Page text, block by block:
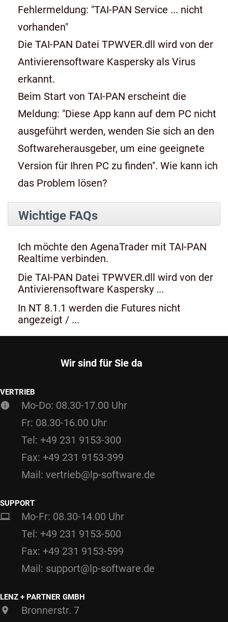
Fehlermeldung: "TAI-PAN Service ... nicht
vorhanden"
Die TAI-PAN Datei TPWVER.dll wird von der
Antivierensoftware Kaspersky als Virus
erkannt.
Beim Start von TAI-PAN erscheint die
Meldung: "Diese App kann auf dem PC nicht
ausgeführt werden, wenden Sie sich an den
Softwareherausgeber, um eine geeignete
Version für Ihren PC zu finden". Wie kann ich
das Problem lösen?
Wichtige FAQs
Ich möchte den AgenaTrader mit TAI-PAN
Realtime verbinden.
Die TAI-PAN Datei TPWVER.dll wird von der
Antivierensoftware Kaspersky ...
In NT 8.1.1 werden die Futures nicht
angezeigt / ...
Wir sind für Sie da
VERTRIEB
Mo-Do: 08.30-17.00 Uhr
Fr: 08.30-16.00 Uhr
Tel: +49 231 9153-300
Fax: +49 231 9153-399
Mail: vertrieb@lp-software.de
SUPPORT
Mo-Fr: 08.30-14.00 Uhr
Tel: +49 231 9153-500
Fax: +49 231 9153-599
Mail: support@lp-software.de
LENZ + PARTNER GMBH
Bronnerstr. 7